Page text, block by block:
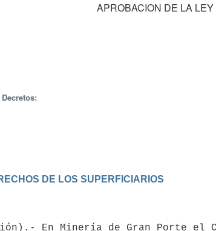
APROBACION DE LA
DE LOS SUPERFICIARIOS